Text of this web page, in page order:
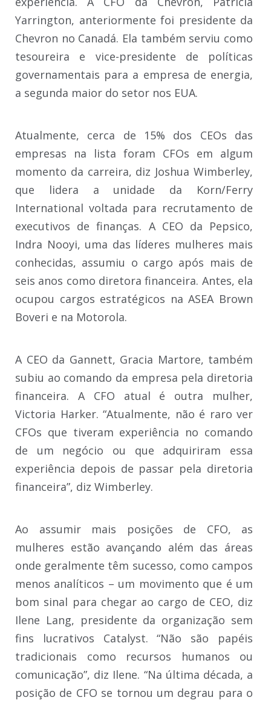
Yarrington, anteriormente foi presidente da
Chevron no Canadá. Ela também serviu como
tesoureira e vice-presidente de políticas
governamentais para a empresa de energia,
a segunda maior do setor nos EUA.
Atualmente, cerca de 15% dos CEOs das
empresas na lista foram CFOs em algum
momento da carreira, diz Joshua Wimberley,
que lidera a unidade da Korn/Ferry
International voltada para recrutamento de
executivos de finanças. A CEO da Pepsico,
Indra Nooyi, uma das líderes mulheres mais
conhecidas, assumiu o cargo após mais de
seis anos como diretora financeira. Antes, ela
ocupou cargos estratégicos na ASEA Brown
Boveri e na Motorola.
A CEO da Gannett, Gracia Martore, também
subiu ao comando da empresa pela diretoria
financeira. A CFO atual é outra mulher,
Victoria Harker. “Atualmente, não é raro ver
CFOs que tiveram experiência no comando
de um negócio ou que adquiriram essa
experiência depois de passar pela diretoria
financeira”, diz Wimberley.
Ao assumir mais posições de CFO, as
mulheres estão avançando além das áreas
onde geralmente têm sucesso, como campos
menos analíticos – um movimento que é um
bom sinal para chegar ao cargo de CEO, diz
Ilene Lang, presidente da organização sem
fins lucrativos Catalyst. “Não são papéis
tradicionais como recursos humanos ou
comunicação”, diz Ilene. “Na última década, a
posição de CFO se tornou um degrau para o